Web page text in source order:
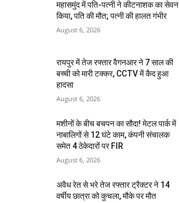
महासमुंद में पति-पत्नी ने कीटनाशक का सेवन
किया, पति की मौत; पत्नी की हालत गंभीर
August 6, 2026
रायपुर में तेज रफ्तार वैगनआर ने 7 साल की
बच्ची को मारी टक्कर, CCTV में कैद हुआ
हादसा
August 6, 2026
मशीनों के बीच बचपन का सौदा! मेटल पार्क में
नाबालिगों से 12 घंटे काम, कंपनी संचालक
समेत 4 ठेकेदारों पर FIR
August 6, 2026
अवैध रेत से भरे तेज रफ्तार ट्रैक्टर ने 14
वर्षीय छात्रा को कुचला, मौके पर मौत